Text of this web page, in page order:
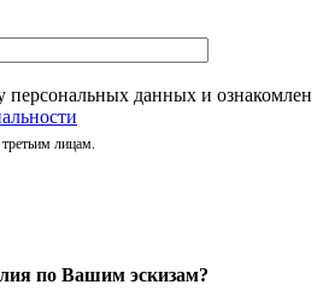
персональных данных и ознакомлен
лицам.
по Вашим эскизам?